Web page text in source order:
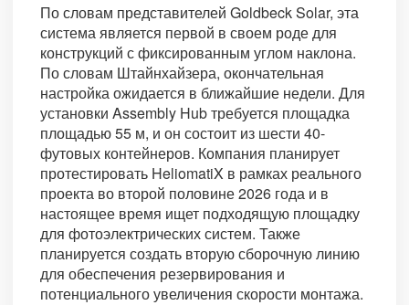
По словам представителей Goldbeck Solar, эта
система является первой в своем роде для
конструкций с фиксированным углом наклона.
По словам Штайнхайзера, окончательная
настройка ожидается в ближайшие недели. Для
установки Assembly Hub требуется площадка
площадью 55 м, и он состоит из шести 40-
футовых контейнеров. Компания планирует
протестировать HeliomatiX в рамках реального
проекта во второй половине 2026 года и в
настоящее время ищет подходящую площадку
для фотоэлектрических систем. Также
планируется создать вторую сборочную линию
для обеспечения резервирования и
потенциального увеличения скорости монтажа.